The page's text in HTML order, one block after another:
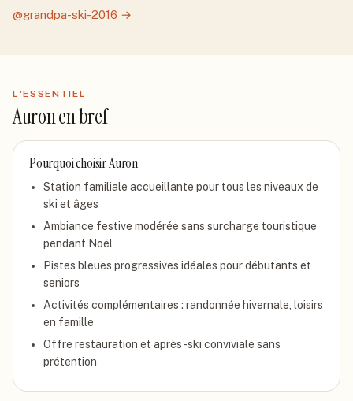
@grandpa-ski-2016 →
L'ESSENTIEL
Auronen bref
Pourquoi choisirAuron
Station familiale accueillante pour tous les niveaux de
ski et âges
Ambiance festive modérée sans surcharge touristique
pendant Noël
Pistes bleues progressives idéales pour débutants et
seniors
Activités complémentaires : randonnée hivernale, loisirs
en famille
Offre restauration et après-ski conviviale sans
prétention